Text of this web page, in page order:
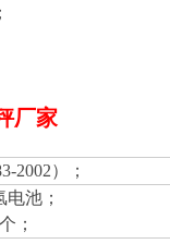
厂家
2002）；
池；
；